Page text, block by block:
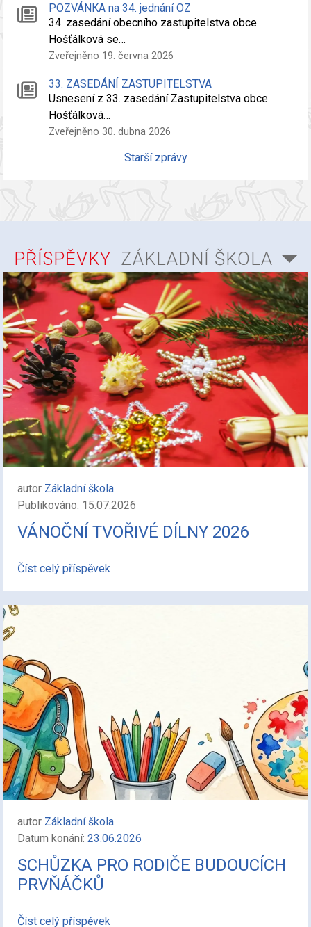
POZVÁNKA na 34. jednání OZ
34. zasedání obecního zastupitelstva obce
Hošťálková se…
Zveřejněno 19. června 2026
33. ZASEDÁNÍ ZASTUPITELSTVA
Usnesení z 33. zasedání Zastupitelstva obce
Hošťálková…
Zveřejněno 30. dubna 2026
Starší zprávy
PŘÍSPĚVKY ZÁKLADNÍ ŠKOLA
autor Základní škola
Publikováno: 15.07.2026
VÁNOČNÍ TVOŘIVÉ DÍLNY 2026
Číst celý příspěvek
autor Základní škola
Datum konání: 23.06.2026
SCHŮZKA PRO RODIČE BUDOUCÍCH
PRVŇÁČKŮ
Číst celý příspěvek